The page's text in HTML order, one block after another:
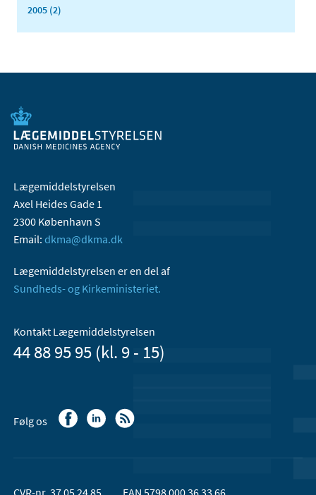
2005 (2)
Lægemiddelstyrelsen
Axel Heides Gade 1
2300 København S
Email: dkma@dkma.dk
Lægemiddelstyrelsen er en del af
Sundheds- og Kirkeministeriet.
Kontakt Lægemiddelstyrelsen
44 88 95 95 (kl. 9 - 15)
Følg os